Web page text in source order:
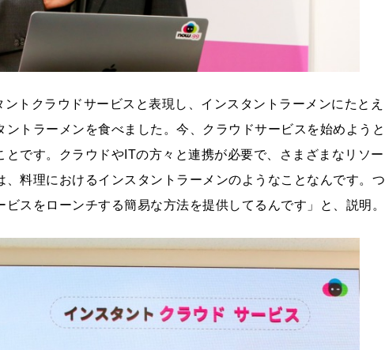
トクラウドサービスと表現し、インスタントラーメンにたとえ
トラーメンを食べました。今、クラウドサービスを始めようと
です。クラウドやITの方々と連携が必要で、さまざまなリソー
料理におけるインスタントラーメンのようなことなんです。つ
スをローンチする簡易な方法を提供してるんです」と、説明。